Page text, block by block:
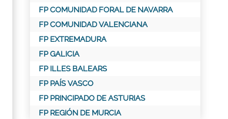
FP COMUNIDAD FORAL DE NAVARRA
FP COMUNIDAD VALENCIANA
FP EXTREMADURA
FP GALICIA
FP ILLES BALEARS
FP PAÍS VASCO
FP PRINCIPADO DE ASTURIAS
FP REGIÓN DE MURCIA